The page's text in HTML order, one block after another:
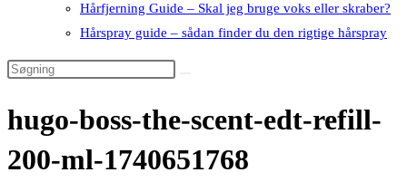
Hårfjerning Guide – Skal jeg bruge voks eller skraber?
Hårspray guide – sådan finder du den rigtige hårspray
hugo-boss-the-scent-edt-refill-
200-ml-1740651768